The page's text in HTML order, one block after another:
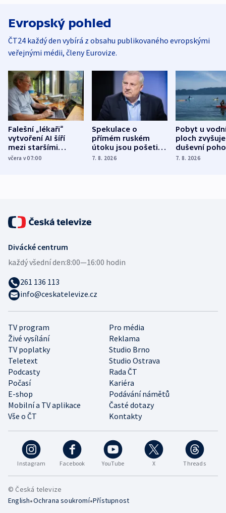
Evropský pohled
ČT24 každý den vybírá z obsahu publikovaného evropskými
veřejnými médii, členy Eurovize.
Falešní „lékaři“
vytvoření AI šíří
mezi staršími
Poláky nebezpečné
včera v 07:00
Spekulace o
přímém ruském
útoku jsou pošetilé,
míní estonský
7. 8. 2026
Pobyt u
ploch zvyšuje
duševní
ukázala
7. 8. 2026
Instagram Facebook YouTube X Threads
TV program
Pro média
Živé vysílání
Reklama
TV poplatky
Studio Brno
Teletext
Studio Ostrava
Podcasty
Rada ČT
Počasí
Kariéra
E-shop
Podávání námětů
Mobilní a TV aplikace
Časté dotazy
Vše o ČT
Kontakty
Divácké centrum
každý všední den:8:00—16:00 hodin
261 136 113
info@ceskatelevize.cz
© Česká televize
English•Ochrana soukromí•Přístupnost